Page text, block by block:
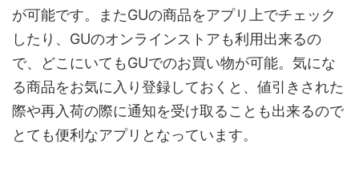
が可能です。またGUの商品をアプリ上でチェック
したり、GUのオンラインストアも利用出来るの
で、どこにいてもGUでのお買い物が可能。気にな
る商品をお気に入り登録しておくと、値引きされた
際や再入荷の際に通知を受け取ることも出来るので
とても便利なアプリとなっています。